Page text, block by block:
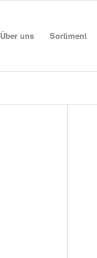
Über uns Sortiment